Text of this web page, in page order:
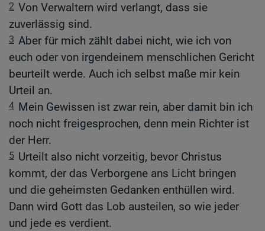
2 Von Verwaltern wird verlangt, dass sie
zuverlässig sind.
3 Aber für mich zählt dabei nicht, wie ich von
euch oder von irgendeinem menschlichen Gericht
beurteilt werde. Auch ich selbst maße mir kein
Urteil an.
4 Mein Gewissen ist zwar rein, aber damit bin ich
noch nicht freigesprochen, denn mein Richter ist
der Herr.
5 Urteilt also nicht vorzeitig, bevor Christus
kommt, der das Verborgene ans Licht bringen
und die geheimsten Gedanken enthüllen wird.
Dann wird Gott das Lob austeilen, so wie jeder
und jede es verdient.